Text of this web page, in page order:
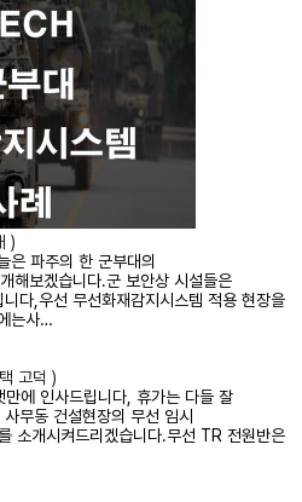
)
은 파주의 한 군부대의
해보겠습니다.군 보안상 시설들은
다,우선 무선화재감지시스템 적용 현장을
는사…
고덕 )
에 인사드립니다, 휴가는 다들 잘
무동 건설현장의 무선 임시
소개시켜드리겠습니다.무선 TR 전원반은